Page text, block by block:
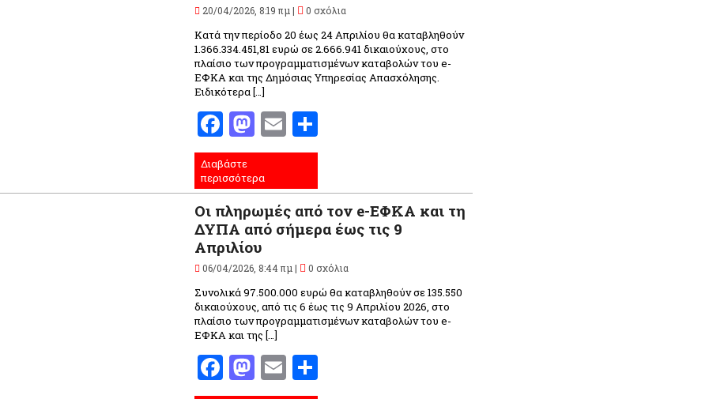
20/04/2026, 8:19 πμ | 0 σχόλια
Κατά την περίοδο 20 έως 24 Απριλίου θα καταβληθούν
1.366.334.451,81 ευρώ σε 2.666.941 δικαιούχους, στο
πλαίσιο των προγραμματισμένων καταβολών του e-
ΕΦΚΑ και της Δημόσιας Υπηρεσίας Απασχόλησης.
Ειδικότερα […]
Facebook
Mastodon
Email
Διαβάστε
περισσότερα
Οι πληρωμές από τον e-ΕΦΚΑ και τη
ΔΥΠΑ από σήμερα έως τις 9
Απριλίου
06/04/2026, 8:44 πμ | 0 σχόλια
Συνολικά 97.500.000 ευρώ θα καταβληθούν σε 135.550
δικαιούχους, από τις 6 έως τις 9 Απριλίου 2026, στο
πλαίσιο των προγραμματισμένων καταβολών του e-
ΕΦΚΑ και της […]
Facebook
Mastodon
Email